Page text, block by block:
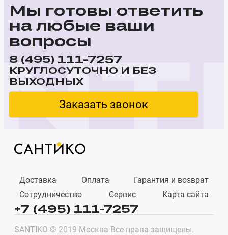
Мы готовы ответить
на любые ваши
вопросы
8 (495) 111-7257
КРУГЛОСУТОЧНО И БЕЗ
ВЫХОДНЫХ
Заказать звонок
Доставка Оплата
Гарантия и возврат
Сотрудничество
Сервис Карта сайта
+7 (495) 111-7257
SANTIKO © 2019 Москва Все права защищены.